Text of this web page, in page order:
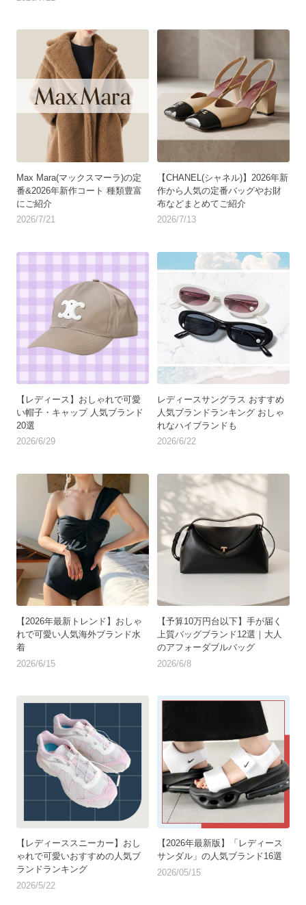
Max Mara(マックスマーラ)の定
番&2026年新作コート 種類豊富
にご紹介
2026/7/21
【CHANEL(シャネル)】2026年新
作から人気の定番バッグやお財
布などまとめてご紹介
2026/7/13
【レディース】おしゃれで可愛
い帽子・キャップ 人気ブランド
20選
2026/6/29
レディースサングラス おすすめ
人気ブランドランキング おしゃ
れなハイブランドも
2026/6/22
【2026年最新トレンド】おしゃ
れで可愛い人気海外ブランド水
着
2026/6/15
【予算10万円台以下】手が届く
上質バッグブランド12選｜大人
のアフォーダブルバッグ
2026/6/8
【レディーススニーカー】おし
ゃれで可愛いおすすめの人気ブ
ランドランキング
2026/5/22
【2026年最新版】「レディース
サンダル」の人気ブランド16選
2026/05/15